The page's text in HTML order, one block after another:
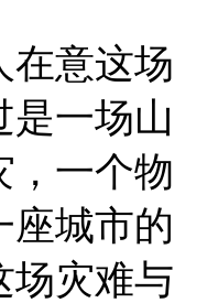
在意这场
是一场山
，一个物
座城市的
场灾难与